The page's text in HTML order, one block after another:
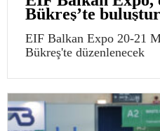
Bükreş’te
EIF Balkan Expo 20-21
Bükreş'te düzenlenecek